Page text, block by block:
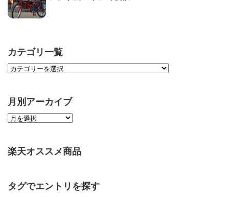
カテゴリ一覧
月別アーカイブ
楽天オススメ商品
タグでエントリを探す